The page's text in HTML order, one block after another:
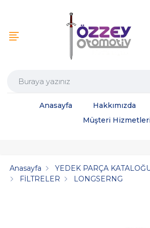
Anasayfa Hakkımızda
Müşteri Hizmetleri
Anasayfa YEDEK PARÇA
FİLTRELER
LONGSERNG